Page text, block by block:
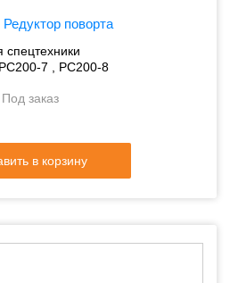
Редуктор поворта
спецтехники
7 , PC200-8
Под заказ
в корзину